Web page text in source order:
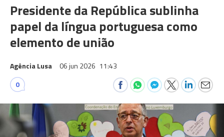
Presidente da República sublinha
papel da língua portuguesa como
elemento de união
Agência Lusa 06 jun 2026 11:43
0